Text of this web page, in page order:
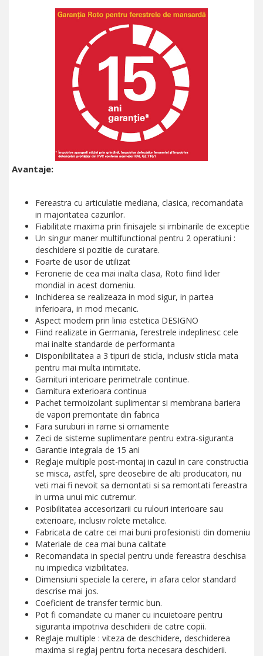
Avantaje:
Fereastra cu articulatie mediana, clasica, recomandata
in majoritatea cazurilor.
Fiabilitate maxima prin finisajele si imbinarile de exceptie
Un singur maner multifunctional pentru 2 operatiuni :
deschidere si pozitie de curatare.
Foarte de usor de utilizat
Feronerie de cea mai inalta clasa, Roto fiind lider
mondial in acest domeniu.
Inchiderea se realizeaza in mod sigur, in partea
inferioara, in mod mecanic.
Aspect modern prin linia estetica DESIGNO
Fiind realizate in Germania, ferestrele indeplinesc cele
mai inalte standarde de performanta
Disponibilitatea a 3 tipuri de sticla, inclusiv sticla mata
pentru mai multa intimitate.
Garnituri interioare perimetrale continue.
Garnitura exterioara continua
Pachet termoizolant suplimentar si membrana bariera
de vapori premontate din fabrica
Fara suruburi in rame si ornamente
Zeci de sisteme suplimentare pentru extra-siguranta
Garantie integrala de 15 ani
Reglaje multiple post-montaj in cazul in care constructia
se misca, astfel, spre deosebire de alti producatori, nu
veti mai fi nevoit sa demontati si sa remontati fereastra
in urma unui mic cutremur.
Posibilitatea accesorizarii cu rulouri interioare sau
exterioare, inclusiv rolete metalice.
Fabricata de catre cei mai buni profesionisti din domeniu
Materiale de cea mai buna calitate
Recomandata in special pentru unde fereastra deschisa
nu impiedica vizibilitatea.
Dimensiuni speciale la cerere, in afara celor standard
descrise mai jos.
Coeficient de transfer termic bun.
Pot fi comandate cu maner cu incuietoare pentru
siguranta impotriva deschiderii de catre copii.
Reglaje multiple : viteza de deschidere, deschiderea
maxima si reglaj pentru forta necesara deschiderii.